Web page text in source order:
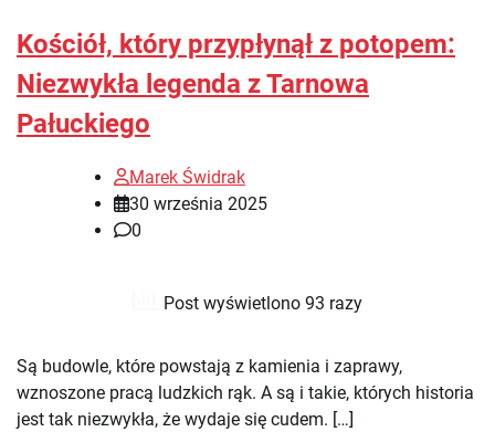
Kościół, który przypłynął z potopem:
Niezwykła legenda z Tarnowa
Pałuckiego
Marek Świdrak
30 września 2025
0
Post wyświetlono 93 razy
Są budowle, które powstają z kamienia i zaprawy,
wznoszone pracą ludzkich rąk. A są i takie, których historia
jest tak niezwykła, że wydaje się cudem. […]